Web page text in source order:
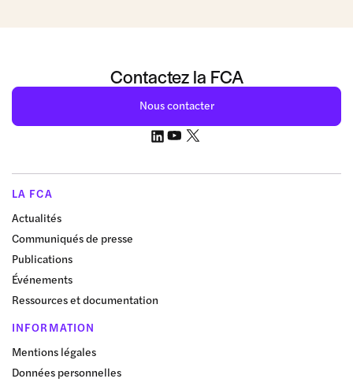
Contactez la FCA
Nous contacter
LA FCA
Actualités
Communiqués de presse
Publications
Événements
Ressources et documentation
INFORMATION
Mentions légales
Données personnelles